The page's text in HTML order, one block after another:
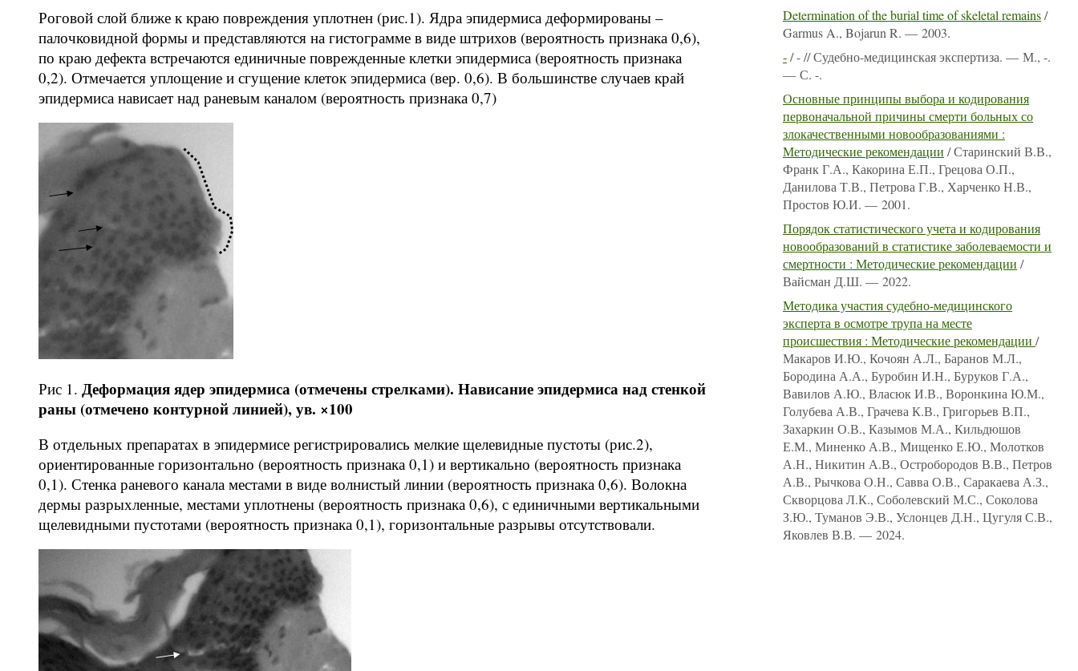
Роговой слой ближе к краю повреждения уплотнен (рис.1). Ядра эпидермиса деформированы –
палочковидной формы и представляются на гистограмме в виде штрихов (вероятность признака 0,6),
по краю дефекта встречаются единичные поврежденные клетки эпидермиса (вероятность признака
0,2). Отмечается уплощение и сгущение клеток эпидермиса (вер. 0,6). В большинстве случаев край
эпидермиса нависает над раневым каналом (вероятность признака 0,7)
Рис 1. Деформация ядер эпидермиса (отмечены стрелками). Нависание эпидермиса над стенкой
раны (отмечено контурной линией), ув. ×100
В отдельных препаратах в эпидермисе регистрировались мелкие щелевидные пустоты (рис.2),
ориентированные горизонтально (вероятность признака 0,1) и вертикально (вероятность признака
0,1). Стенка раневого канала местами в виде волнистый линии (вероятность признака 0,6). Волокна
дермы разрыхленные, местами уплотнены (вероятность признака 0,6), с единичными вертикальными
щелевидными пустотами (вероятность признака 0,1), горизонтальные разрывы отсутствовали.
Determination of the burial time of skeletal remains/
Garmus A., Bojarun R. — 2003.
-/ - // Судебно-медицинская экспертиза. — М., -.
— С. -.
Основные принципы выбора и кодирования
первоначальной причины смерти больных со
злокачественными новообразованиями :
Методические рекомендации / Старинский В.В.,
Франк Г.А., Какорина Е.П., Грецова О.П.,
Данилова Т.В., Петрова Г.В., Харченко Н.В.,
Простов Ю.И. — 2001.
Порядок статистического учета и кодирования
новообразований в статистике заболеваемости и
смертности : Методические рекомендации /
Вайсман Д.Ш. — 2022.
Методика участия судебно-медицинского
эксперта в осмотре трупа на месте
происшествия : Методические рекомендации /
Макаров И.Ю., Кочоян А.Л., Баранов М.Л.,
Бородина А.А., Буробин И.Н., Буруков Г.А.,
Вавилов А.Ю., Власюк И.В., Воронкина Ю.М.,
Голубева А.В., Грачева К.В., Григорьев В.П.,
Захаркин О.В., Казымов М.А., Кильдюшов
Е.М., Миненко А.В., Мищенко Е.Ю., Молотков
А.Н., Никитин А.В., Остробородов В.В., Петров
А.В., Рычкова О.Н., Савва О.В., Саракаева А.З.,
Скворцова Л.К., Соболевский М.С., Соколова
З.Ю., Туманов Э.В., Услонцев Д.Н., Цугуля С.В.,
Яковлев В.В. — 2024.